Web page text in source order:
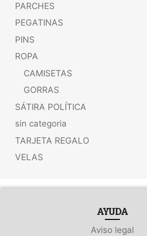
PARCHES
PEGATINAS
PINS
ROPA
CAMISETAS
GORRAS
SÁTIRA POLÍTICA
sin categoria
TARJETA REGALO
VELAS
AYUDA
Aviso legal